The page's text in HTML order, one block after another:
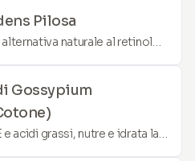
Pilosa
naturale al retinolo,
ridurre l'aspetto delle
Gossypium
e acidi grassi, nutre e idrata la
lenitivo e migliorando